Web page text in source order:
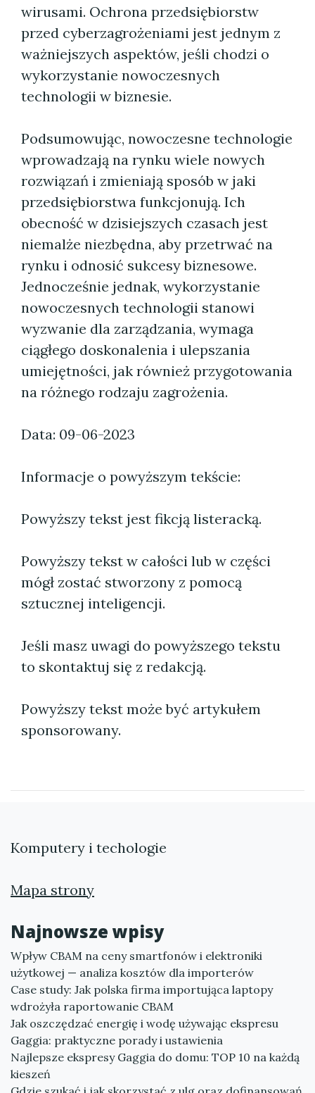
wirusami. Ochrona przedsiębiorstw
przed cyberzagrożeniami jest jednym z
ważniejszych aspektów, jeśli chodzi o
wykorzystanie nowoczesnych
technologii w biznesie.
Podsumowując, nowoczesne technologie
wprowadzają na rynku wiele nowych
rozwiązań i zmieniają sposób w jaki
przedsiębiorstwa funkcjonują. Ich
obecność w dzisiejszych czasach jest
niemalże niezbędna, aby przetrwać na
rynku i odnosić sukcesy biznesowe.
Jednocześnie jednak, wykorzystanie
nowoczesnych technologii stanowi
wyzwanie dla zarządzania, wymaga
ciągłego doskonalenia i ulepszania
umiejętności, jak również przygotowania
na różnego rodzaju zagrożenia.
Data: 09-06-2023
Informacje o powyższym tekście:
Powyższy tekst jest fikcją listeracką.
Powyższy tekst w całości lub w części
mógł zostać stworzony z pomocą
sztucznej inteligencji.
Jeśli masz uwagi do powyższego tekstu
to skontaktuj się z redakcją.
Powyższy tekst może być artykułem
sponsorowany.
Komputery i techologie
Mapa strony
Najnowsze wpisy
Wpływ CBAM na ceny smartfonów i elektroniki
użytkowej — analiza kosztów dla importerów
Case study: Jak polska firma importująca laptopy
wdrożyła raportowanie CBAM
Jak oszczędzać energię i wodę używając ekspresu
Gaggia: praktyczne porady i ustawienia
Najlepsze ekspresy Gaggia do domu: TOP 10 na każdą
kieszeń